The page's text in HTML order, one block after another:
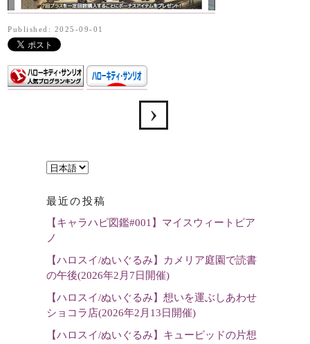
Published: 2025-09-01
言
を
選
最近の投稿
【キャラハピ図鑑#001】マイスウィートピア
ノ
【ハロスイ/ぬいぐるみ】カメリア庭園で読書
の午後(2026年2月7日開催)
【ハロスイ/ぬいぐるみ】想いを運ぶしあわせ
ショコラ店(2026年2月13日開催)
【ハロスイ/ぬいぐるみ】キューピッドの片想